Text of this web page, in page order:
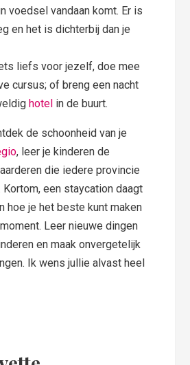
voedsel vandaan komt. Er is
en het is dichterbij dan je
liefs voor jezelf, doe mee
cursus; of breng een nacht
hotel in de buurt.
de schoonheid van je
, leer je kinderen de
die iedere provincie
een staycation daagt
hoe je het beste kunt maken
Leer nieuwe dingen
en maak onvergetelijk
Ik wens jullie alvast heel